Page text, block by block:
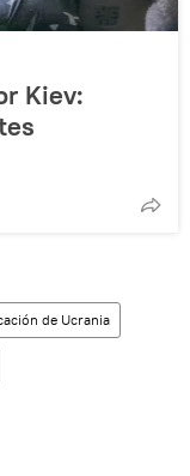
Kiev:
de Ucrania